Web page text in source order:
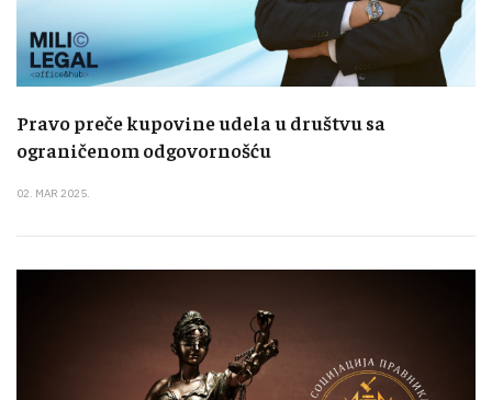
Pravo preče kupovine udela u društvu sa
ograničenom odgovornošću
02. MAR 2025.